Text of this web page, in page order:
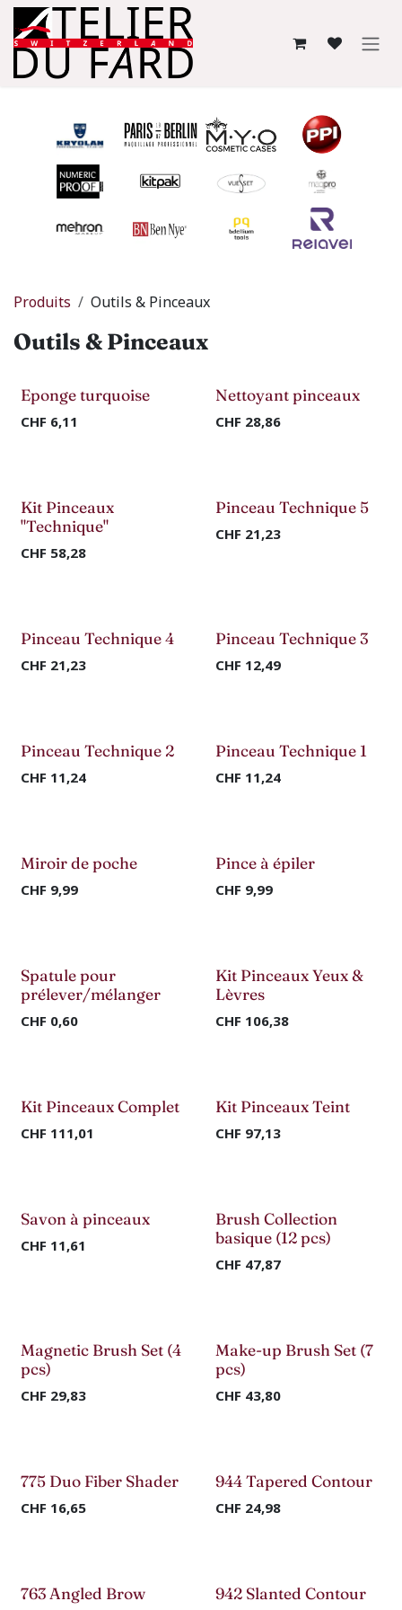
Se rendre au contenu
Produits Outils & Pinceaux
Outils & Pinceaux
Nouveau !
Eponge turquoise
CHF 6,11 Nouveau !
Nettoyant pinceaux
CHF 28,86
Nouveau !
Kit Pinceaux
"Technique"
CHF 58,28
Nouveau !
Pinceau Technique 5
CHF 21,23
Nouveau !
Pinceau Technique 4
CHF 21,23 Nouveau !
Pinceau Technique 3
CHF 12,49
Nouveau !
Pinceau Technique 2
CHF 11,24 Nouveau !
Pinceau Technique 1
CHF 11,24
Nouveau !
Miroir de poche
CHF 9,99 Nouveau !
Pince à épiler
CHF 9,99
Nouveau !
Spatule pour
prélever/mélanger
CHF 0,60
Nouveau !
Kit Pinceaux Yeux &
Lèvres
CHF 106,38
Nouveau !
Kit Pinceaux Complet
CHF 111,01 Nouveau !
Kit Pinceaux Teint
CHF 97,13
Nouveau !
Savon à pinceaux
CHF 11,61
Brush Collection
basique (12 pcs)
CHF 47,87
Magnetic Brush Set (4
pcs)
CHF 29,83
Make-up Brush Set (7
pcs)
CHF 43,80
775 Duo Fiber Shader
CHF 16,65
944 Tapered Contour
CHF 24,98
763 Angled Brow 942 Slanted Contour